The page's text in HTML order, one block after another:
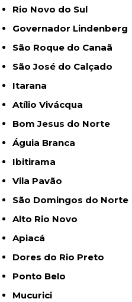
Rio Novo do Sul
Governador Lindenberg
São Roque do Canaã
São José do Calçado
Itarana
Atílio Vivácqua
Bom Jesus do Norte
Águia Branca
Ibitirama
Vila Pavão
São Domingos do Norte
Alto Rio Novo
Apiacá
Dores do Rio Preto
Ponto Belo
Mucurici